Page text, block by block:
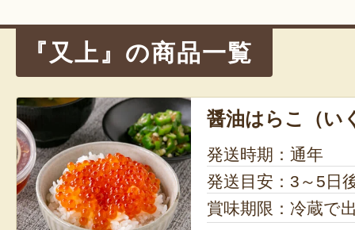
『又上』の商品一覧
醤油はらこ（い
発送時期：通年
発送目安：3～5日
賞味期限：冷蔵で